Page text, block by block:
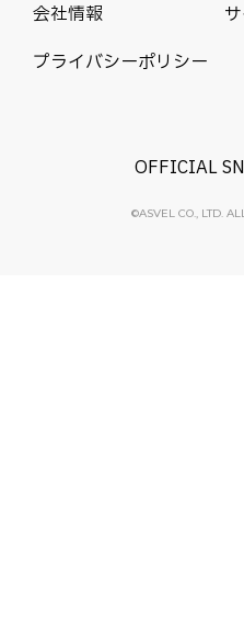
会社情報
プライバシーポリシー
OFFICIAL
©ASVEL CO., LTD.